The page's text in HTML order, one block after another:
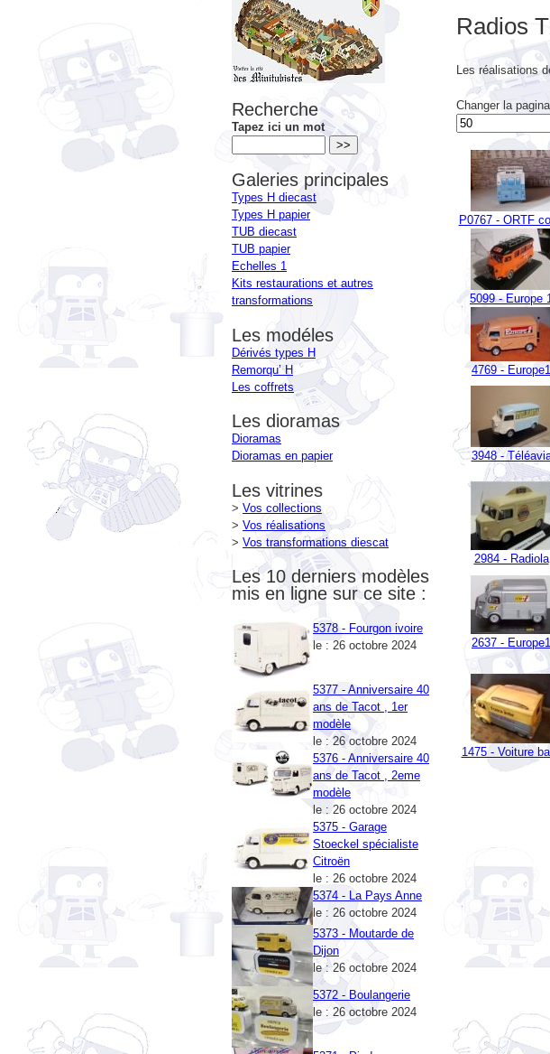
Les réalisations
Changer la
P0767 - ORTF
5099 - Europe 1
4769 - Europe1
3948 - Téléavia
2984 - Radiola
2637 - Europe1
1475 - Voiture
Recherche
Tapez ici un mot
Galeries principales
Types H diecast
Types H papier
TUB diecast
TUB papier
Echelles 1
Kits restaurations et autres
transformations
Les modéles
Dérivés types H
Remorqu’ H
Les coffrets
Les dioramas
Dioramas
Dioramas en papier
Les vitrines
>
Vos collections
>Vos réalisations
> Vos transformations diescat
Les 10 derniers modèles
mis en ligne sur ce site :
5378 - Fourgon ivoire
le : 26 octobre 2024
modèle
le : 26 octobre 2024
5376 - Anniversaire 40
ans de Tacot , 2eme
modèle
le : 26 octobre 2024
5375 - Garage
Stoeckel spécialiste
Citroën
le : 26 octobre 2024
5374 - La Pays Anne
le : 26 octobre 2024
5373 - Moutarde de
le : 26 octobre 2024
5372 - Boulangerie
le : 26 octobre 2024
5371 - Pinder